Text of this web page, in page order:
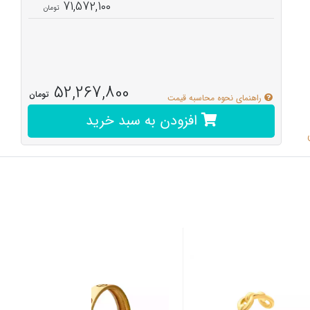
71,572,100
52,267,800 تومان راهنمای نحوه محاسبه قیمت
افزودن به سبد خرید